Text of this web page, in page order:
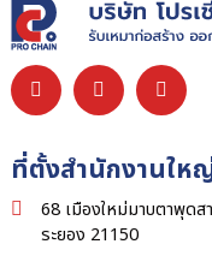
ที่ตั้งสำนักงานให
68 เมืองใหม่มาบตาพุดส
ระยอง 21150